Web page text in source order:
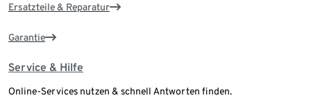
Ersatzteile & Reparatur
Garantie
Service & Hilfe
Online-Services nutzen & schnell Antworten finden.